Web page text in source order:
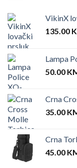
VikinX
135.00
Lampa
50.00
Crna
35.00
Crna
45.00